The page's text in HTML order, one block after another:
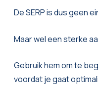
De SERP is dus geen
Maar wel een sterke
Gebruik hem om te
voordat je gaat